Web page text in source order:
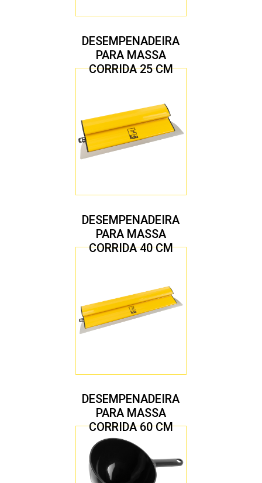
DESEMPENADEIRA
PARA MASSA
CORRIDA 25 CM
DESEMPENADEIRA
PARA MASSA
CORRIDA 40 CM
DESEMPENADEIRA
PARA MASSA
CORRIDA 60 CM